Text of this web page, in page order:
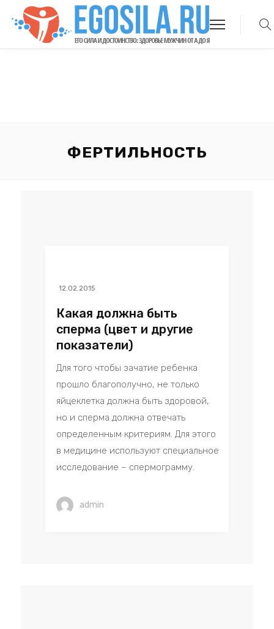
ФЕРТИЛЬНОСТЬ
12.02.2015
Какая должна быть
сперма (цвет и другие
показатели)
Для того чтобы зачатие ребенка
прошло благополучно, не только
яйцеклетка должна быть здоровой,
но и сперма должна отвечать
определенным критериям. Для этого
в медицине используют специальное
исследование – спермограмму.
admin